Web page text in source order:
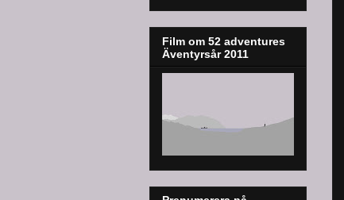
Film om 52 adventures
Äventyrsår 2011